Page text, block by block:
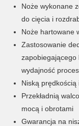
Noże wykonane
do cięcia i
Noże hartowane
Zastosowanie
zapobiegającego
wydajność
Niską prędkością
Przekładnią
mocą i obrotami
Gwarancja na